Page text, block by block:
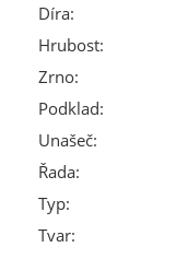
Díra:
Hrubost:
Zrno:
Podklad:
Unašeč:
Řada:
Typ:
Tvar: